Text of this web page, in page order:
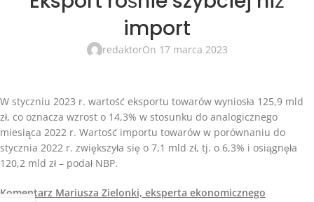
import
redaktorOn 17 marca 2023
W styczniu 2023 r. wartość eksportu towarów wyniosła 125,9 mld
zł, co oznacza wzrost o 14,3% w stosunku do analogicznego
miesiąca 2022 r. Wartość importu towarów w porównaniu do
stycznia 2022 r. zwiększyła się o 7,1 mld zł, tj. o 6,3% i osiągnęła
120,2 mld zł – podał NBP.
Komentarz Mariusza Zielonki, eksperta ekonomicznego